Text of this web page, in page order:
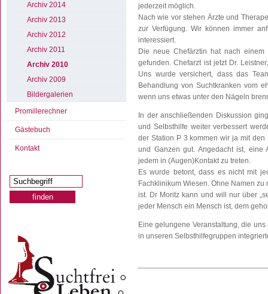
Archiv 2014
Archiv 2013
Archiv 2012
Archiv 2011
Archiv 2010
Archiv 2009
Bildergalerien
Promillerechner
Gästebuch
Kontakt
jederzeit möglich.
Nach wie vor stehen Ärzte und
zur Verfügung. Wir können immer
interessiert.
Die neue Chefärztin hat nach
gefunden. Chefarzt ist jetzt Dr.
Uns wurde versichert, dass das
Behandlung von Suchtkranken vom
wenn uns etwas unter den Nägeln
In der anschließenden Diskussion
und Selbsthilfe weiter verbessert
der Station P 3 kommen wir ja mit
und Ganzen gut. Angedacht ist,
jedem in (Augen)Kontakt zu treten.
Es wurde betont, dass es nicht mit
Fachklinikum Wiesen. Ohne Namen
ist. Dr Moritz kann und will nur über
jeder Mensch ein Mensch ist, dem
Eine gelungene Veranstaltung, die
in unseren Selbsthilfegruppen